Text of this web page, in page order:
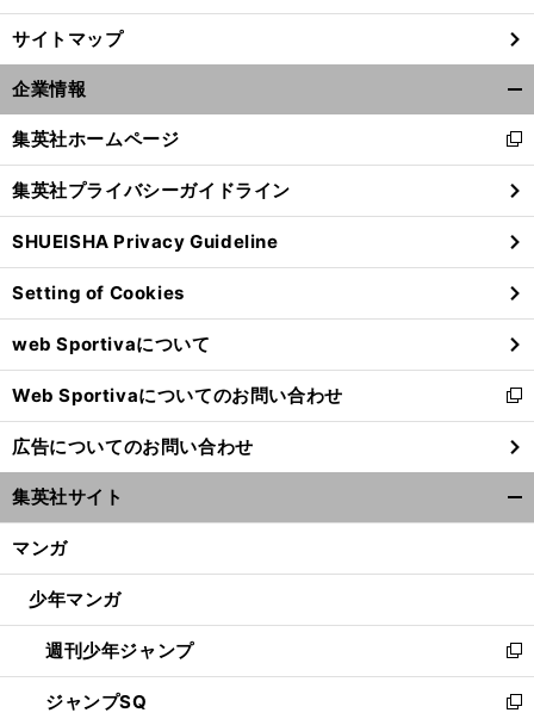
サイトマップ
企業情報
閉
る
集英社ホームページ
新
し
い
ウ
ィ
ン
ド
ウ
で
開
く
集英社プライバシーガイドライン
SHUEISHA Privacy Guideline
Setting of Cookies
web Sportivaについて
Web Sportivaについてのお問い合わせ
新
し
い
ウ
ィ
ン
ウ
開
く
広告についてのお問い合わせ
集英社サイト
マンガ
少年マンガ
週刊少年ジャンプ
新
し
い
ジャンプSQ
新